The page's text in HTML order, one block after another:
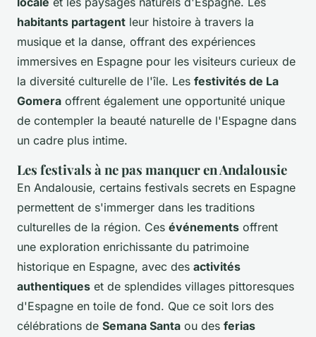
habitants partagent leur histoire à travers la
musique et la danse, offrant des expériences
immersives en Espagne pour les visiteurs curieux de
la diversité culturelle de l'île. Les festivités de La
Gomera offrent également une opportunité unique
de contempler la beauté naturelle de l'Espagne dans
un cadre plus intime.
Les festivals à ne pas manquer en Andalousie
En Andalousie, certains festivals secrets en Espagne
permettent de s'immerger dans les traditions
culturelles de la région. Ces événements offrent
une exploration enrichissante du patrimoine
historique en Espagne, avec des activités
authentiques et de splendides villages pittoresques
d'Espagne en toile de fond. Que ce soit lors des
célébrations de Semana Santa ou des ferias